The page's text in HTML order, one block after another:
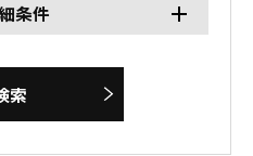
条件
索